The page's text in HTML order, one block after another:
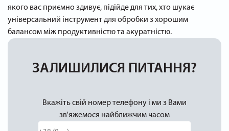
якого вас приємно здивує, підійде для тих, хто шукає
універсальний інструмент для обробки з хорошим
балансом між продуктивністю та акуратністю.
ЗАЛИШИЛИСЯ ПИТАННЯ?
Вкажіть свій номер телефону і ми з Вами
зв'яжемося найближчим часом